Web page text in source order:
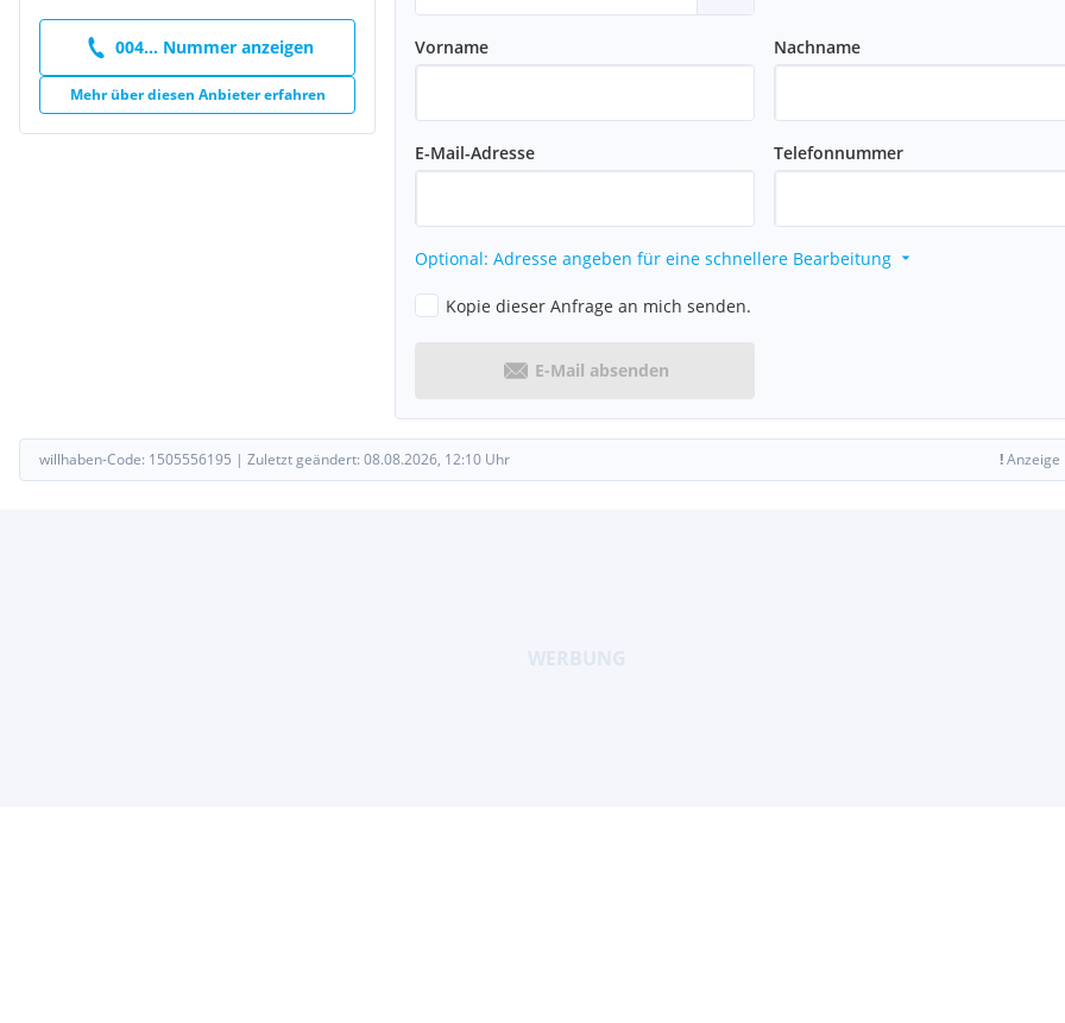
004... Nummer anzeigen
Mehr über diesen Anbieter erfahren
Vorname Nachname
E-Mail-Adresse Telefonnummer
Optional: Adresse angeben für eine schnellere Bearbeitung
Kopie dieser Anfrage an mich senden.
E-Mail absenden
willhaben-Code: 1505556195 | Zuletzt geändert: 08.08.2026, 12:10 Uhr !Anzeige